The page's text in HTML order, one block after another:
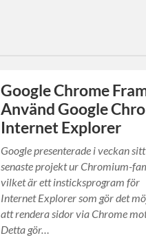
Google Chrome
Använd Google
Internet Explorer
Google presenterade i veckan sitt
senaste projekt ur Chromium-
vilket är ett insticksprogram för
Internet Explorer som gör det
att rendera sidor via Chrome
Detta gör…